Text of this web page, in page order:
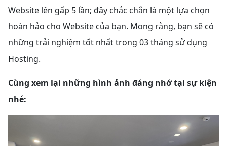
Website lên gấp 5 lần; đây chắc chắn là một lựa chọn
hoàn hảo cho Website của bạn. Mong rằng, bạn sẽ có
những trải nghiệm tốt nhất trong 03 tháng sử dụng
Hosting.
Cùng xem lại những hình ảnh đáng nhớ tại sự kiện
nhé: